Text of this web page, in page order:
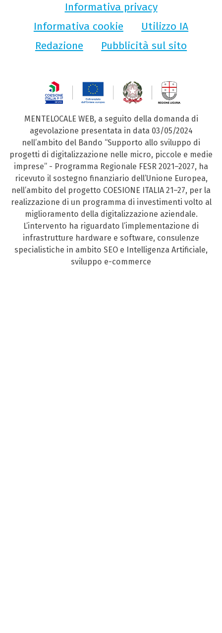
Informativa privacy
Informativa cookie
Utilizzo IA
Redazione
Pubblicità sul sito
MENTELOCALE WEB, a seguito della domanda di
agevolazione presentata in data 03/05/2024
nell’ambito del Bando “Supporto allo sviluppo di
progetti di digitalizzazione nelle micro, piccole e medie
imprese” - Programma Regionale FESR 2021–2027, ha
ricevuto il sostegno finanziario dell’Unione Europea,
nell’ambito del progetto COESIONE ITALIA 21–27, per la
realizzazione di un programma di investimenti volto al
miglioramento della digitalizzazione aziendale.
L’intervento ha riguardato l’implementazione di
infrastrutture hardware e software, consulenze
specialistiche in ambito SEO e Intelligenza Artificiale,
sviluppo e-commerce